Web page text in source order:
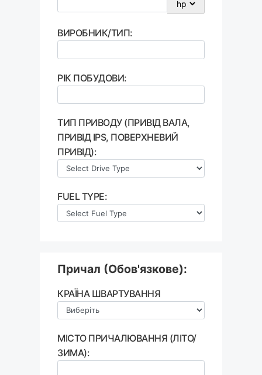
ВИРОБНИК/ТИП:
РІК ПОБУДОВИ:
ТИП ПРИВОДУ (ПРИВІД ВАЛА,
ПРИВІД IPS, ПОВЕРХНЕВИЙ
ПРИВІД):
FUEL TYPE:
Причал (Обов'язкове):
КРАЇНА ШВАРТУВАННЯ
МІСТО ПРИЧАЛЮВАННЯ (ЛІТО/
ЗИМА):